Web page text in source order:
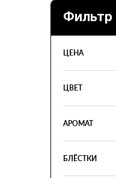
Фильтр
ЦЕНА
ЦВЕТ
АРОМАТ
БЛЁСТКИ